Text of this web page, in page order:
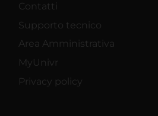
Contatti
Supporto tecnico
Area Amministrativa
MyUnivr
Privacy policy